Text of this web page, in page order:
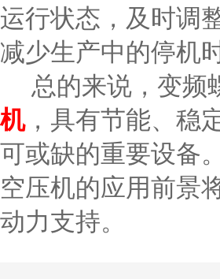
运行状态，及时调
减少生产中的停机
总的来说，变频
机，具有节能、稳
可或缺的重要设备
空压机的应用前景
动力支持。